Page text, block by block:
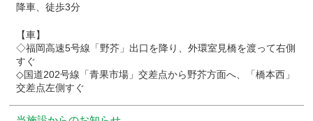
降車、徒歩3分
【車】
◇福岡高速5号線「野芥」出口を降り、外環室見橋を渡って右側
すぐ
◇国道202号線「青果市場」交差点から野芥方面へ、「橋本西」
交差点左側すぐ